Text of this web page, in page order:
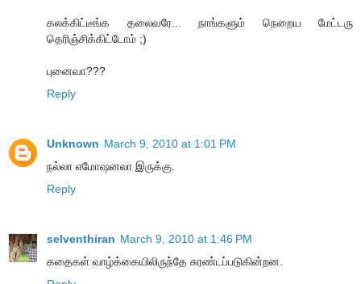
கலக்கிட்டீங்க தலைவரே... நாங்களும் நெறைய மேட்டரு
தெரிஞ்சிக்கிட்டோம் ;)
புனைவா???
Reply
Unknown March 9, 2010 at 1:01 PM
நல்லா எமோஷனலா இருக்கு.
Reply
selventhiran March 9, 2010 at 1:46 PM
கதைகள் வாழ்க்கையிலிருந்தே சுரண்டப்படுகின்றன.